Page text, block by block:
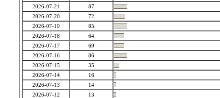
2026-07-21
87
2026-07-20
72
2026-07-19
85
2026-07-18
64
2026-07-17
69
2026-07-16
86
2026-07-15
35
2026-07-14
16
2026-07-13
14
2026-07-12
13